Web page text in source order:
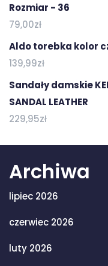
Rozmiar - 36
79,00zł
Aldo torebka kolor
139,99zł
Sandały damskie
SANDAL LEATHER
229,95zł
Archiwa
lipiec 2026
czerwiec 2026
luty 2026